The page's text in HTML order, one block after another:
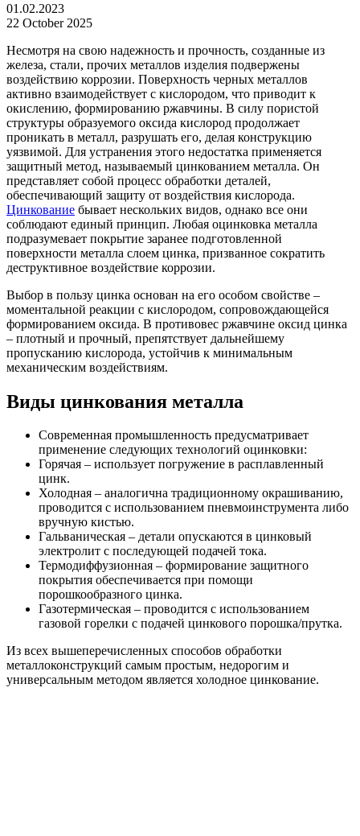
01.02.2023
22 October 2025
Несмотря на свою надежность и прочность, созданные из
железа, стали, прочих металлов изделия подвержены
воздействию коррозии. Поверхность черных металлов
активно взаимодействует с кислородом, что приводит к
окислению, формированию ржавчины. В силу пористой
структуры образуемого оксида кислород продолжает
проникать в металл, разрушать его, делая конструкцию
уязвимой. Для устранения этого недостатка применяется
защитный метод, называемый цинкованием металла. Он
представляет собой процесс обработки деталей,
обеспечивающий защиту от воздействия кислорода.
Цинкование бывает нескольких видов, однако все они
соблюдают единый принцип. Любая оцинковка металла
подразумевает покрытие заранее подготовленной
поверхности металла слоем цинка, призванное сократить
деструктивное воздействие коррозии.
Выбор в пользу цинка основан на его особом свойстве –
моментальной реакции с кислородом, сопровождающейся
формированием оксида. В противовес ржавчине оксид цинка
– плотный и прочный, препятствует дальнейшему
пропусканию кислорода, устойчив к минимальным
механическим воздействиям.
Виды цинкования металла
Современная промышленность предусматривает
применение следующих технологий оцинковки:
Горячая – использует погружение в расплавленный
цинк.
Холодная – аналогична традиционному окрашиванию,
проводится с использованием пневмоинструмента либо
вручную кистью.
Гальваническая – детали опускаются в цинковый
электролит с последующей подачей тока.
Термодиффузионная – формирование защитного
покрытия обеспечивается при помощи
порошкообразного цинка.
Газотермическая – проводится с использованием
газовой горелки с подачей цинкового порошка/прутка.
Из всех вышеперечисленных способов обработки
металлоконструкций самым простым, недорогим и
универсальным методом является холодное цинкование.